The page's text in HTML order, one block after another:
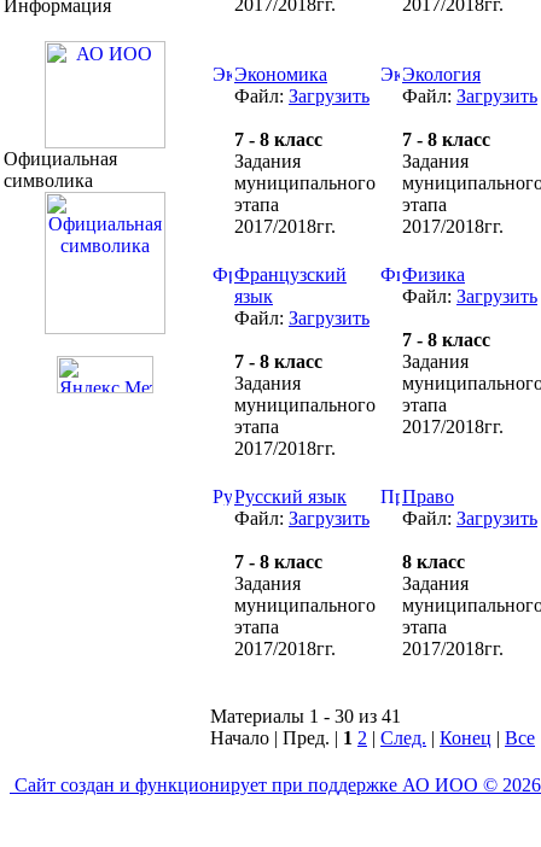
Информация
Официальная
символика
Экономика
Файл: Загрузить
7 - 8 класс
Задания
муниципального
этапа
2017/2018гг.
Экология
Файл: Загрузить
7 - 8 класс
Задания
этапа
2017/2018гг.
Французский
язык
Файл: Загрузить
7 - 8 класс
Задания
муниципального
этапа
2017/2018гг.
Физика
Файл: Загрузить
7 - 8 класс
Задания
этапа
2017/2018гг.
Русский язык
Файл: Загрузить
7 - 8 класс
Задания
муниципального
этапа
2017/2018гг.
Право
Файл: Загрузить
8 класс
Задания
этапа
2017/2018гг.
Материалы 1 - 30 из 41
Начало | Пред. | 1 2 | След. | Конец | Все
Сайт создан и функционирует при поддержке АО ИОО © 2026